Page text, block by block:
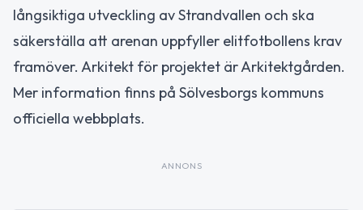
långsiktiga utveckling av Strandvallen och ska
säkerställa att arenan uppfyller elitfotbollens krav
framöver. Arkitekt för projektet är Arkitektgården.
Mer information finns på Sölvesborgs kommuns
officiella webbplats.
ANNONS